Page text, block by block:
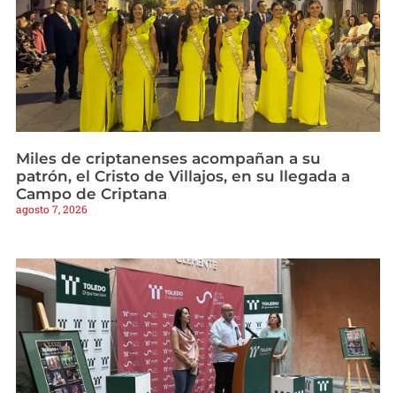
Miles de criptanenses acompañan a su
patrón, el Cristo de Villajos, en su llegada a
Campo de Criptana
agosto 7, 2026